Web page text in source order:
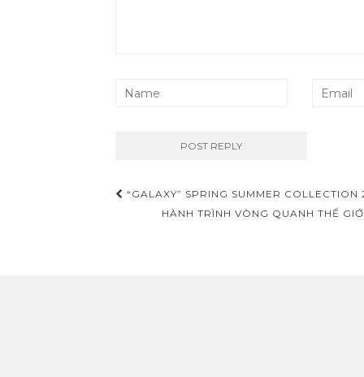
Post navigation
“GALAXY” SPRING SUMMER COLLECTION
HÀNH TRÌNH VÒNG QUANH THẾ